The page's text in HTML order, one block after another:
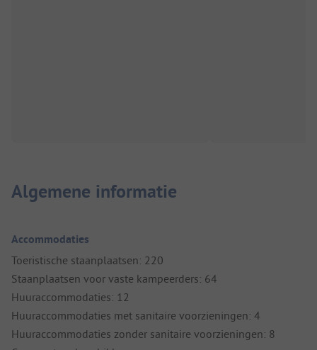
Algemene informatie
Accommodaties
Toeristische staanplaatsen: 220
Staanplaatsen voor vaste kampeerders: 64
Huuraccommodaties: 12
Huuraccommodaties met sanitaire voorzieningen: 4
Huuraccommodaties zonder sanitaire voorzieningen: 8